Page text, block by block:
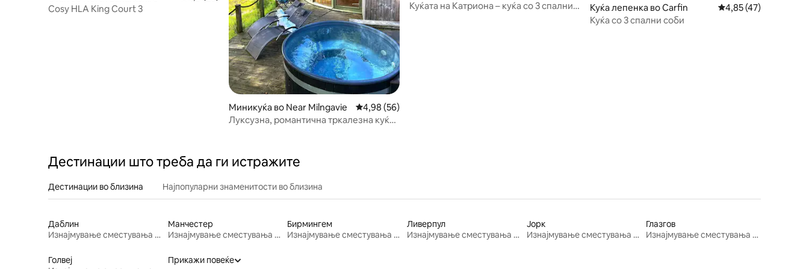
Cosy HLA King Court 3
Миникуќа во Near Milngavie Просечна оцена: 4,98 од 5, 56 рецензии
4,98 (56)
Луксузна, романтична тркалезна куќа
Куќата на Катриона – куќа со 3 спални
Куќа лепенка во Carfin Просечна оцена:
4,85 (47)
Куќа со 3 спални соби
Дестинации што треба да ги истражите
Дестинации во близина Најпопуларни знаменитости во близина
Даблин
Изнајмување сместувања за одмор
Манчестер
Изнајмување сместувања за одмор
Бирмингем
Изнајмување сместувања за одмор
Ливерпул
Изнајмување сместувања за одмор
Јорк
Изнајмување сместувања за одмор
Глазгов
Изнајмување сместувања за одмор
Голвеј
Прикажи повеќе